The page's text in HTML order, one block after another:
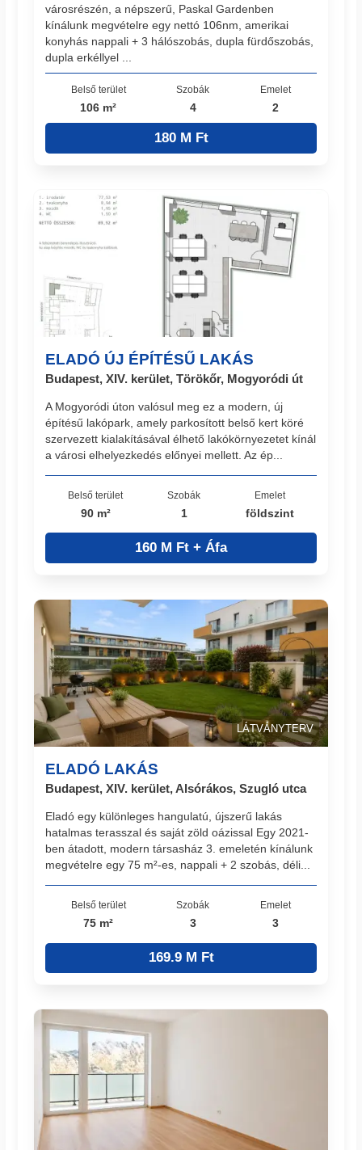
városrészén, a népszerű, Paskal Gardenben
kínálunk megvételre egy nettó 106nm, amerikai
konyhás nappali + 3 hálószobás, dupla fürdőszobás,
dupla erkéllyel ...
Belső terület
106 m²
Szobák
4
Emelet
2
180 M Ft
ELADÓ ÚJ ÉPÍTÉSŰ LAKÁS
Budapest, XIV. kerület, Törökőr, Mogyoródi út
A Mogyoródi úton valósul meg ez a modern, új
építésű lakópark, amely parkosított belső kert köré
szervezett kialakításával élhető lakókörnyezetet kínál
a városi elhelyezkedés előnyei mellett. Az ép...
Belső terület
90 m²
Szobák
1
Emelet
földszint
160 M Ft + Áfa
LÁTVÁNYTERV
ELADÓ LAKÁS
Budapest, XIV. kerület, Alsórákos, Szugló utca
Eladó egy különleges hangulatú, újszerű lakás
hatalmas terasszal és saját zöld oázissal Egy 2021-
ben átadott, modern társasház 3. emeletén kínálunk
megvételre egy 75 m²-es, nappali + 2 szobás, déli...
Belső terület
75 m²
Szobák
3
Emelet
3
169.9 M Ft